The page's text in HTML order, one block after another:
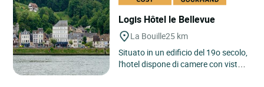
Logis Hôtel le Bellevue
La Bouille25 km
Situato in un edificio del 19o secolo,
l'hotel dispone di camere con vista